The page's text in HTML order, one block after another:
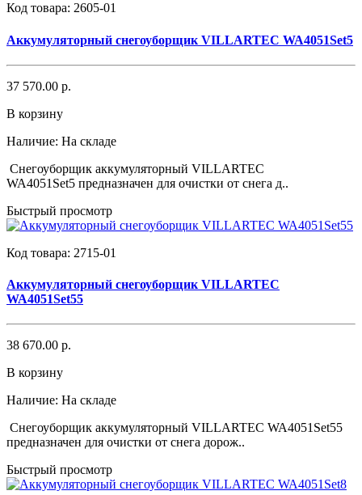
Код товара: 2605-01
Аккумуляторный снегоуборщик VILLARTEC WA4051Set5
37 570.00 р.
В корзину
Наличие: На складе
Снегоуборщик аккумуляторный VILLARTEC
WA4051Set5 предназначен для очистки от снега д..
Быстрый просмотр
Код товара: 2715-01
Аккумуляторный снегоуборщик VILLARTEC
WA4051Set55
38 670.00 р.
В корзину
Наличие: На складе
Снегоуборщик аккумуляторный VILLARTEC WA4051Set55
предназначен для очистки от снега дорож..
Быстрый просмотр